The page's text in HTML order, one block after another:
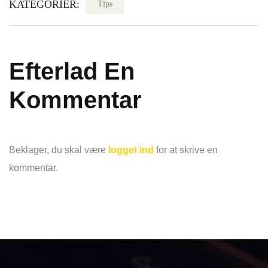
KATEGORIER: Tips
Efterlad En
Kommentar
Beklager, du skal være logget ind for at skrive en
kommentar.